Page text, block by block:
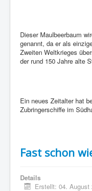
Dieser Maulbeerbaum
genannt, da er als
Zweiten Weltkrieges
der rund 150 Jahre alte
Ein neues Zeitalter hat
Zubringerschiffe im
Fast schon
Details
Erstellt: 04. August